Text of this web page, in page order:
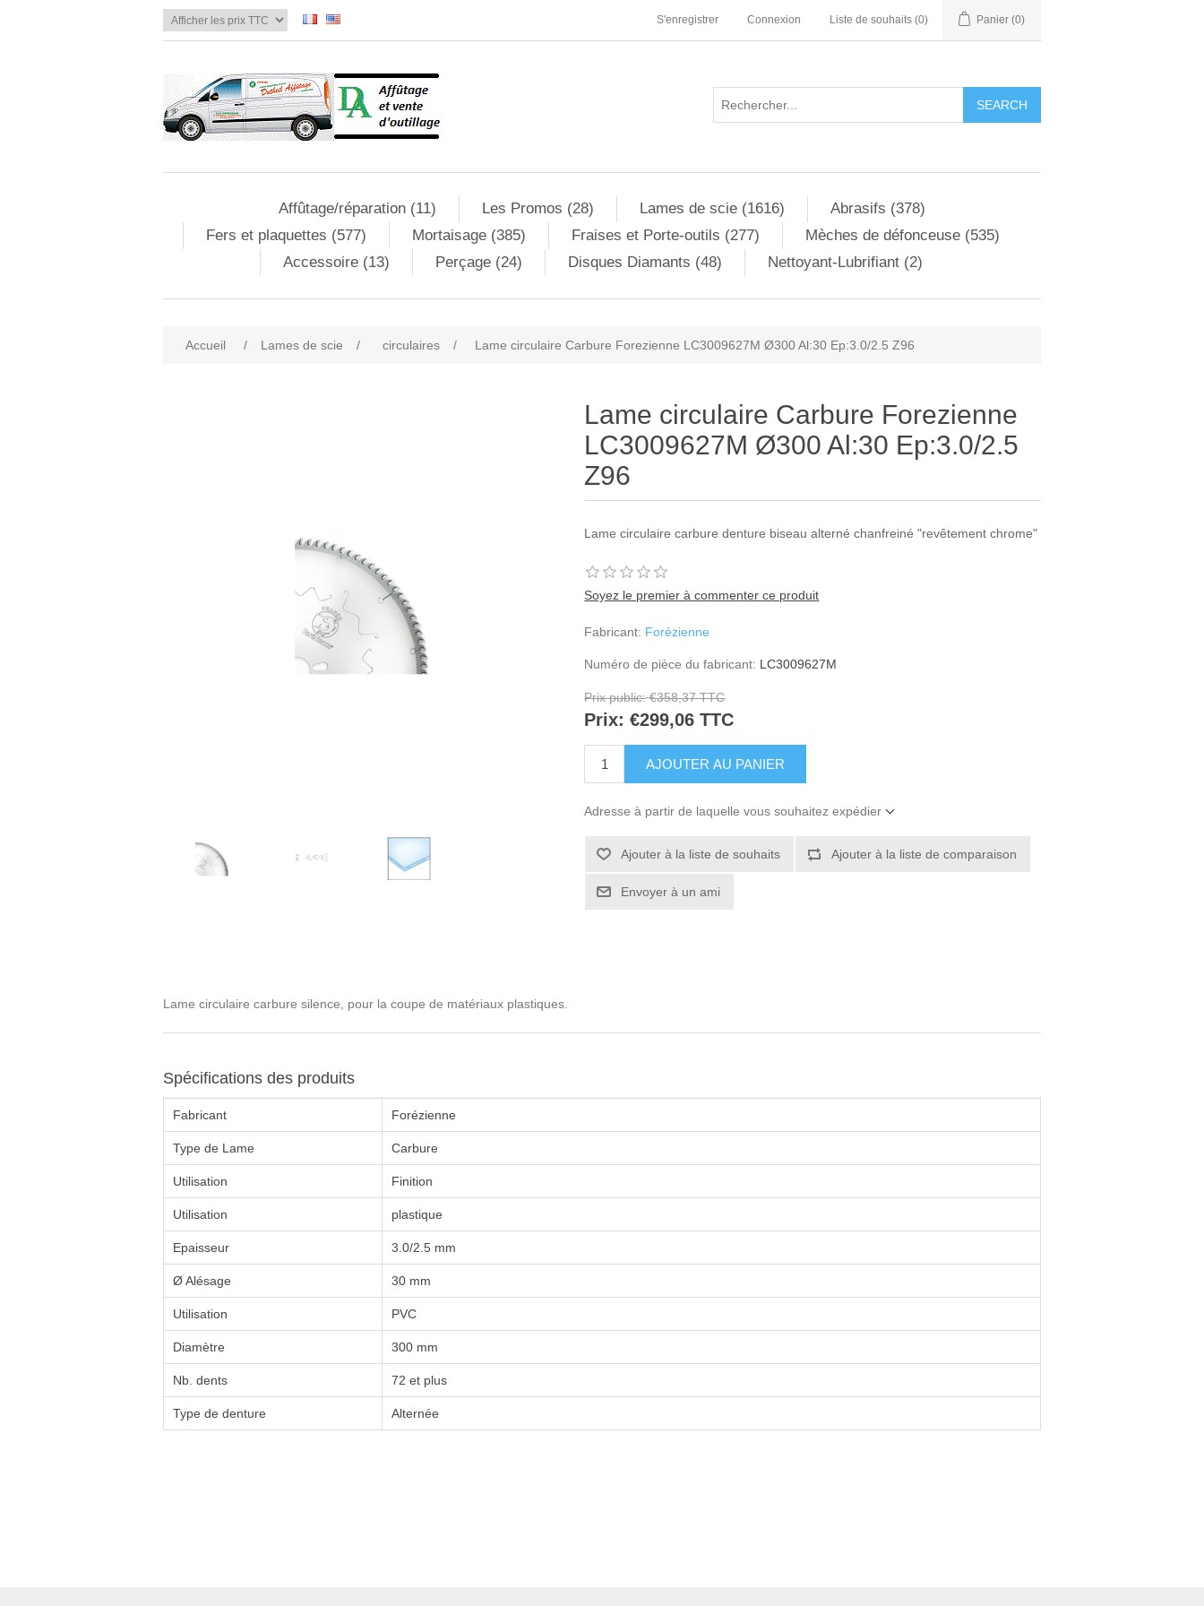
S'enregistrer Connexion Liste de souhaits (0) Panier (0)
Affûtage/réparation (11) Les Promos (28) Lames de scie (1616)
Abrasifs (378)
Fers et plaquettes (577)
Mortaisage (385) Fraises et Porte-outils (277)
Mèches de défonceuse (535)
Accessoire (13)
Perçage (24) Disques Diamants (48) Nettoyant-Lubrifiant (2)
Accueil / Lames de scie / circulaires / Lame circulaire Carbure Forezienne LC3009627M Ø300 Al:30 Ep:3.0/2.5 Z96
Lame circulaire Carbure Forezienne
LC3009627M Ø300 Al:30 Ep:3.0/2.5
Z96
Lame circulaire carbure denture biseau alterné chanfreiné "revêtement chrome"
Soyez le premier à commenter ce produit
Fabricant: Forézienne
Numéro de pièce du fabricant: LC3009627M
Prix public: €358,37 TTC
Prix: €299,06 TTC
Adresse à partir de laquelle vous souhaitez expédier
Lame circulaire carbure silence, pour la coupe de matériaux plastiques.
Spécifications des produits
Fabricant Forézienne
Type de Lame Carbure
Utilisation Finition
Utilisation plastique
Epaisseur 3.0/2.5 mm
Ø Alésage 30 mm
Utilisation PVC
Diamètre 300 mm
Nb. dents 72 et plus
Type de denture Alternée